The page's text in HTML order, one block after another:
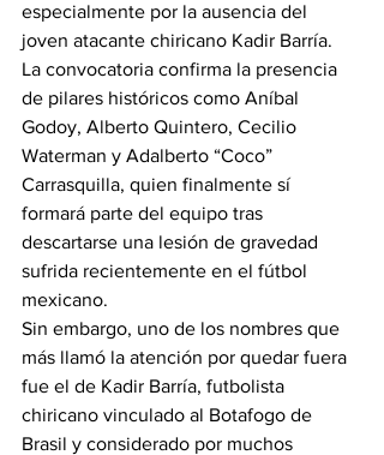
especialmente por la ausencia del
joven atacante chiricano Kadir Barría.
La convocatoria confirma la presencia
de pilares históricos como Aníbal
Godoy, Alberto Quintero, Cecilio
Waterman y Adalberto “Coco”
Carrasquilla, quien finalmente sí
formará parte del equipo tras
descartarse una lesión de gravedad
sufrida recientemente en el fútbol
mexicano.
Sin embargo, uno de los nombres que
más llamó la atención por quedar fuera
fue el de Kadir Barría, futbolista
chiricano vinculado al Botafogo de
Brasil y considerado por muchos